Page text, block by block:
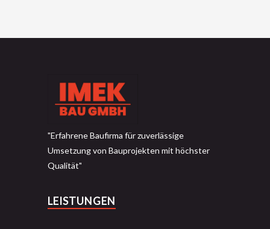
"Erfahrene Baufirma für zuverlässige
Umsetzung von Bauprojekten mit höchster
Qualität"
LEISTUNGEN